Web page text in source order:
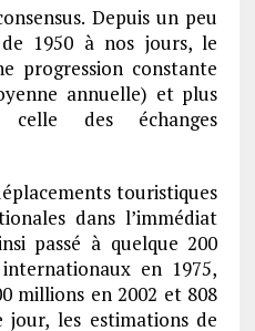
Depuis un peu
1950 à nos jours, le
progression constante
annuelle) et plus
des échanges
touristiques
dans l’immédiat
passé à quelque 200
en 1975,
millions en 2002 et 808
les estimations de